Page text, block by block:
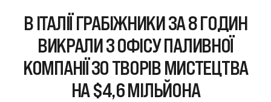
В ІТАЛІЇ ГРАБІЖНИКИ ЗА 8 ГОДИН
ВИКРАЛИ З ОФІСУ ПАЛИВНОЇ
КОМПАНІЇ 30 ТВОРІВ МИСТЕЦТВА
НА $4,6 МІЛЬЙОНА